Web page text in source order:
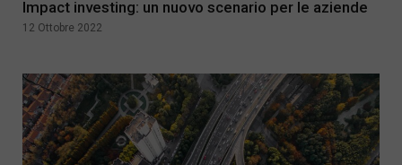
Impact investing: un nuovo scenario per le aziende
12 Ottobre 2022